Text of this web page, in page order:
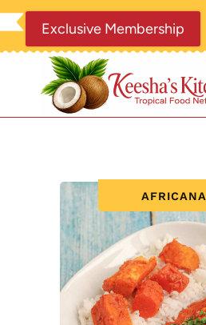
Saltar
contenido
Exclusive Membership
AFRICANA